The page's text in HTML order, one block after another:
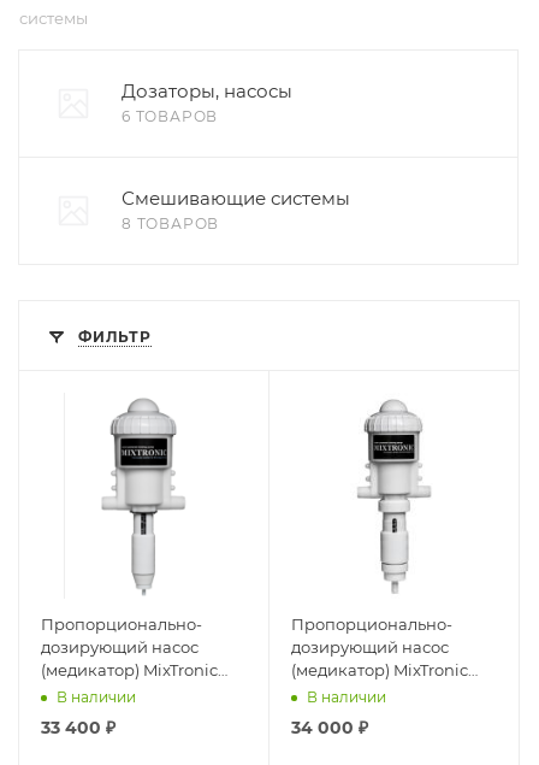
системы
Дозаторы, насосы
6 ТОВАРОВ
Смешивающие системы
8 ТОВАРОВ
ФИЛЬТР
Пропорционально-
дозирующий насос
(медикатор) MixTronic
MT2В наличии
33 400 ₽
Пропорционально-
дозирующий насос
(медикатор) MixTronic
MT5В наличии
34 000 ₽